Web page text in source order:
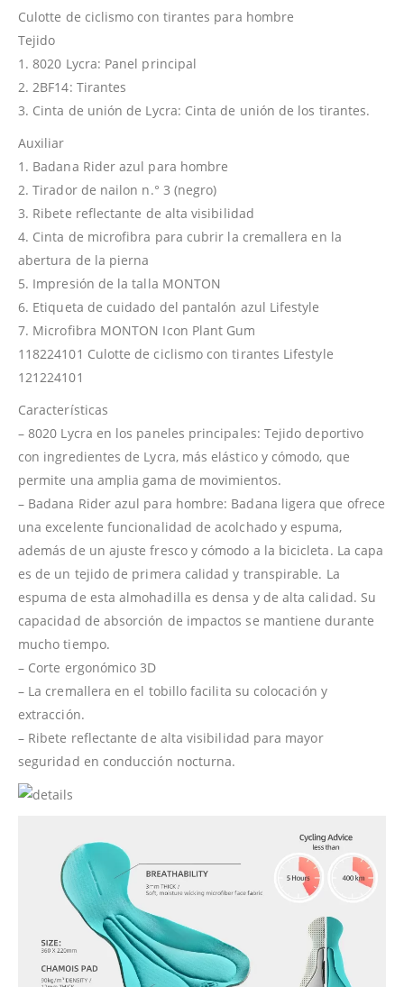
Culotte de ciclismo con tirantes para hombre
Tejido
1. 8020 Lycra: Panel principal
2. 2BF14: Tirantes
3. Cinta de unión de Lycra: Cinta de unión de los tirantes.
Auxiliar
1. Badana Rider azul para hombre
2. Tirador de nailon n.° 3 (negro)
3. Ribete reflectante de alta visibilidad
4. Cinta de microfibra para cubrir la cremallera en la
abertura de la pierna
5. Impresión de la talla MONTON
6. Etiqueta de cuidado del pantalón azul Lifestyle
7. Microfibra MONTON Icon Plant Gum
118224101 Culotte de ciclismo con tirantes Lifestyle
121224101
Características
– 8020 Lycra en los paneles principales: Tejido deportivo
con ingredientes de Lycra, más elástico y cómodo, que
permite una amplia gama de movimientos.
– Badana Rider azul para hombre: Badana ligera que ofrece
una excelente funcionalidad de acolchado y espuma,
además de un ajuste fresco y cómodo a la bicicleta. La capa
es de un tejido de primera calidad y transpirable. La
espuma de esta almohadilla es densa y de alta calidad. Su
capacidad de absorción de impactos se mantiene durante
mucho tiempo.
– Corte ergonómico 3D
– La cremallera en el tobillo facilita su colocación y
extracción.
– Ribete reflectante de alta visibilidad para mayor
seguridad en conducción nocturna.